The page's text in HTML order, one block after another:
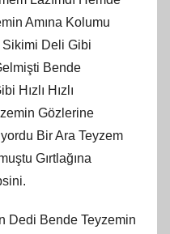
Amına Kolumu
Sikimi Deli Gibi
Bende
Hızlı Hızlı
Gözlerine
Bir Ara Teyzem
Gırtlağına
Dedi Bende Teyzemin